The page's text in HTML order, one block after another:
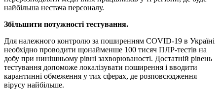
найбільша нестача персоналу.
Збільшити потужності тестування.
Для належного контролю за поширенням COVID-19 в Україні
необхідно проводити щонайменше 100 тисяч ПЛР-тестів на
добу при нинішньому рівні захворюваності. Достатній рівень
тестування допоможе локалізувати поширення і вводити
карантинні обмеження у тих сферах, де розповсюдження
вірусу найбільше.